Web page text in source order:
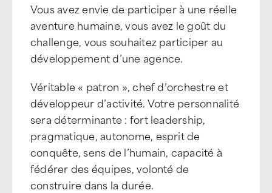
Vous avez envie de participer à une réelle
aventure humaine, vous avez le goût du
challenge, vous souhaitez participer au
développement d’une agence.
Véritable « patron », chef d’orchestre et
développeur d’activité. Votre personnalité
sera déterminante : fort leadership,
pragmatique, autonome, esprit de
conquête, sens de l’humain, capacité à
fédérer des équipes, volonté de
construire dans la durée.